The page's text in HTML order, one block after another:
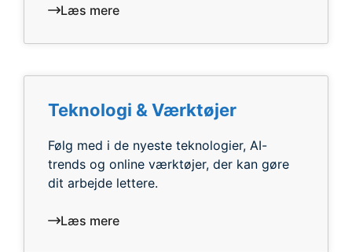
Læs mere
Teknologi & Værktøjer
Følg med i de nyeste teknologier, AI-
trends og online værktøjer, der kan gøre
dit arbejde lettere.
Læs mere